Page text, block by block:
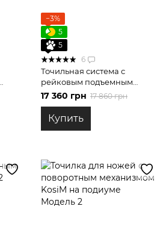
−3%
5
5
6
Точильная система с
рейковым подъемным
механизмом KosiM Модель
17 360 грн 17 860 грн
Купить